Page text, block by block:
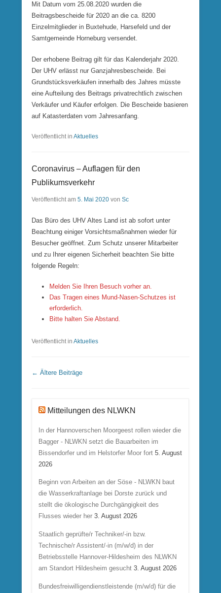
Mit Datum vom 25.08.2020 wurden die
Beitragsbescheide für 2020 an die ca. 8200
Einzelmitglieder in Buxtehude, Harsefeld und der
Samtgemeinde Horneburg versendet.
Der erhobene Beitrag gilt für das Kalenderjahr 2020.
Der UHV erlässt nur Ganzjahresbescheide. Bei
Grundstücksverkäufen innerhalb des Jahres müsste
eine Aufteilung des Beitrags privatrechtlich zwischen
Verkäufer und Käufer erfolgen. Die Bescheide basieren
auf Katasterdaten vom Jahresanfang.
Veröffentlicht in Aktuelles
Coronavirus – Auflagen für den
Publikumsverkehr
Veröffentlicht am 5. Mai 2020 von Sc
Das Büro des UHV Altes Land ist ab sofort unter
Beachtung einiger Vorsichtsmaßnahmen wieder für
Besucher geöffnet. Zum Schutz unserer Mitarbeiter
und zu Ihrer eigenen Sicherheit beachten Sie bitte
folgende Regeln:
Melden Sie Ihren Besuch vorher an.
Das Tragen eines Mund-Nasen-Schutzes ist
erforderlich.
Bitte halten Sie Abstand.
Veröffentlicht in Aktuelles
Beitrags Übersicht
← Ältere Beiträge
Mitteilungen des NLWKN
In der Hannoverschen Moorgeest rollen wieder die
Bagger - NLWKN setzt die Bauarbeiten im
Bissendorfer und im Helstorfer Moor fort 5. August
2026
Beginn von Arbeiten an der Söse - NLWKN baut
die Wasserkraftanlage bei Dorste zurück und
stellt die ökologische Durchgängigkeit des
Flusses wieder her 3. August 2026
Staatlich geprüfte/r Techniker/-in bzw.
Technische/r Assistent/-in (m/w/d) in der
Betriebsstelle Hannover-Hildesheim des NLWKN
am Standort Hildesheim gesucht 3. August 2026
Bundesfreiwilligendienstleistende (m/w/d) für die